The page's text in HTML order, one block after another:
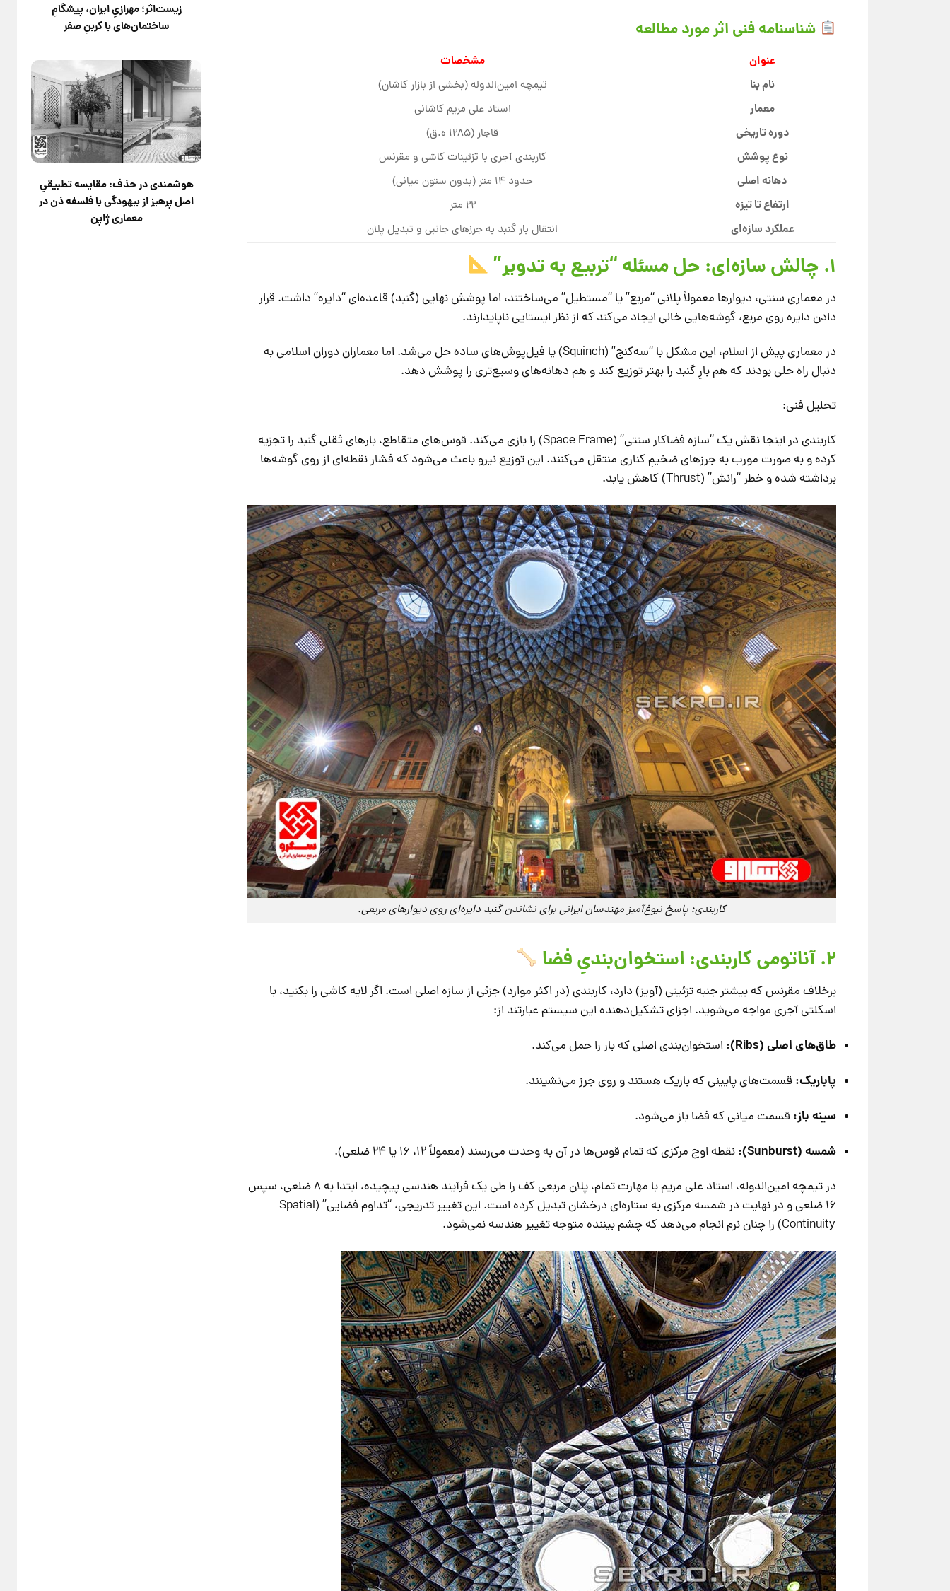
شناسنامه فنی اثر مورد مطالعه
عنوان
مشخصات
نام بنا
تیمچه امین‌الدوله (بخشی از بازار کاشان)
معمار استاد علی مریم کاشانی
دوره تاریخی قاجار (۱۲۸۵ ه.ق)
نوع پوشش کاربندی آجری با تزئینات کاشی و مقرنس
دهانه اصلی حدود ۱۴ متر (بدون ستون میانی)
ارتفاع تا تیزه ۲۲ متر
عملکرد سازه‌ای انتقال بار گنبد به جرزهای جانبی و تبدیل پلان
۱. چالش سازه‌ای: حل مسئله “تربیع به تدویر”
در معماری سنتی، دیوارها معمولاً پلانی “مربع” یا “مستطیل” می‌ساختند، اما پوشش نهایی (گنبد) قاعده‌ای “دایره” داشت. قرار
دادن دایره روی مربع، گوشه‌هایی خالی ایجاد می‌کند که از نظر ایستایی ناپایدارند.
در معماری پیش از اسلام، این مشکل با “سه‌کنج” (Squinch) یا فیل‌پوش‌های ساده حل می‌شد. اما معماران دوران اسلامی به
دنبال راه حلی بودند که هم بارِ گنبد را بهتر توزیع کند و هم دهانه‌های وسیع‌تری را پوشش دهد.
تحلیل فنی:
کاربندی در اینجا نقش یک “سازه فضاکار سنتی” (Space Frame) را بازی می‌کند. قوس‌های متقاطع، بارهای ثقلی گنبد را تجزیه
کرده و به صورت مورب به جرزهای ضخیمِ کناری منتقل می‌کنند. این توزیع نیرو باعث می‌شود که فشار نقطه‌ای از روی گوشه‌ها
برداشته شده و خطر “رانش” (Thrust) کاهش یابد.
کاربندی؛ پاسخ نبوغ‌آمیز مهندسان ایرانی برای نشاندن گنبد دایره‌ای روی دیوارهای مربعی.
۲. آناتومی کاربندی: استخوان‌بندیِ فضا
برخلاف مقرنس که بیشتر جنبه تزئینی (آویز) دارد، کاربندی (در اکثر موارد) جزئی از سازه اصلی است. اگر لایه کاشی را بکنید، با
اسکلتی آجری مواجه می‌شوید. اجزای تشکیل‌دهنده این سیستم عبارتند از:
طاق‌های اصلی (Ribs): استخوان‌بندی اصلی که بار را حمل می‌کند.
پاباریک: قسمت‌های پایینی که باریک هستند و روی جرز می‌نشینند.
سینه باز: قسمت میانی که فضا باز می‌شود.
شمسه (Sunburst):
نقطه اوج مرکزی که تمام قوس‌ها در آن به وحدت می‌رسند (معمولاً ۱۲، ۱۶ یا ۲۴ ضلعی).
در تیمچه امین‌الدوله، استاد علی مریم با مهارت تمام، پلان مربعی کف را طی یک فرآیند هندسی پیچیده، ابتدا به ۸ ضلعی، سپس
۱۶ ضلعی و در نهایت در شمسه مرکزی به ستاره‌ای درخشان تبدیل کرده است. این تغییر تدریجی، “تداوم فضایی” (Spatial
Continuity) را چنان نرم انجام می‌دهد که چشم بیننده متوجه تغییر هندسه نمی‌شود.
زیست‌اثر؛ مهرازیِ ایران، پیشگامِ
ساختمان‌های با کربنِ صفر
هوشمندی در حذف: مقایسه تطبیقیِ
اصل پرهیز از بیهودگی با فلسفه ذن در
معماری ژاپن